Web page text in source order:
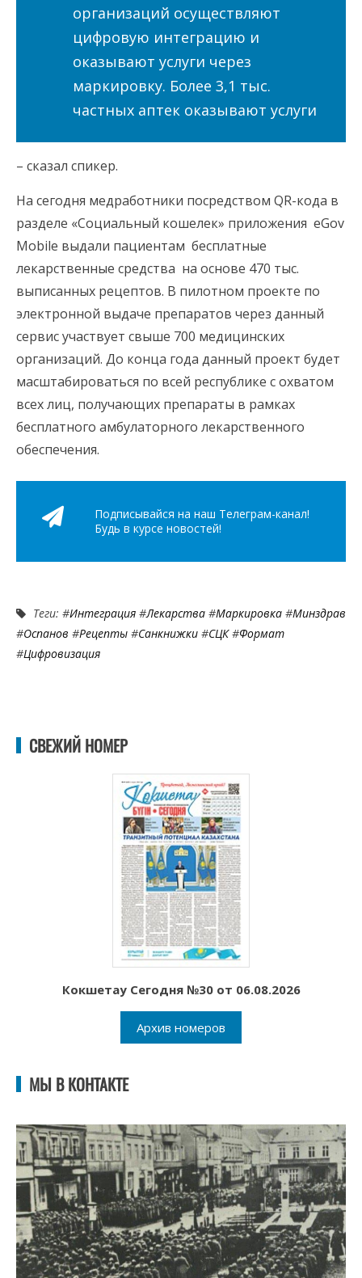
организаций осуществляют
цифровую интеграцию и
оказывают услуги через
маркировку. Более 3,1 тыс.
частных аптек оказывают услуги
– сказал спикер.
На сегодня медработники посредством QR-кода в
разделе «Социальный кошелек» приложения eGov
Mobile выдали пациентам бесплатные
лекарственные средства на основе 470 тыс.
выписанных рецептов. В пилотном проекте по
электронной выдаче препаратов через данный
сервис участвует свыше 700 медицинских
организаций. До конца года данный проект будет
масштабироваться по всей республике с охватом
всех лиц, получающих препараты в рамках
бесплатного амбулаторного лекарственного
обеспечения.
Подписывайся на наш Телеграм-канал!
Будь в курсе новостей!
Теги: #Интеграция #Лекарства #Маркировка #Минздрав
#Оспанов #Рецепты #Санкнижки #СЦК#Формат
#Цифровизация
СВЕЖИЙ НОМЕР
Кокшетау Сегодня №30 от 06.08.2026
Архив номеров
МЫ В КОНТАКТЕ